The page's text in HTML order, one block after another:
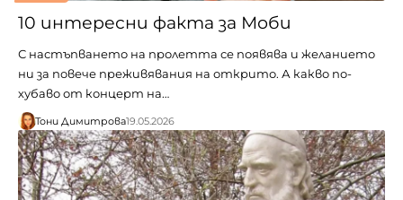
10 интересни факта за Моби
С настъпването на пролетта се появява и желанието
ни за повече преживявания на открито. А какво по-
хубаво от концерт на…
Тони Димитрова19.05.2026